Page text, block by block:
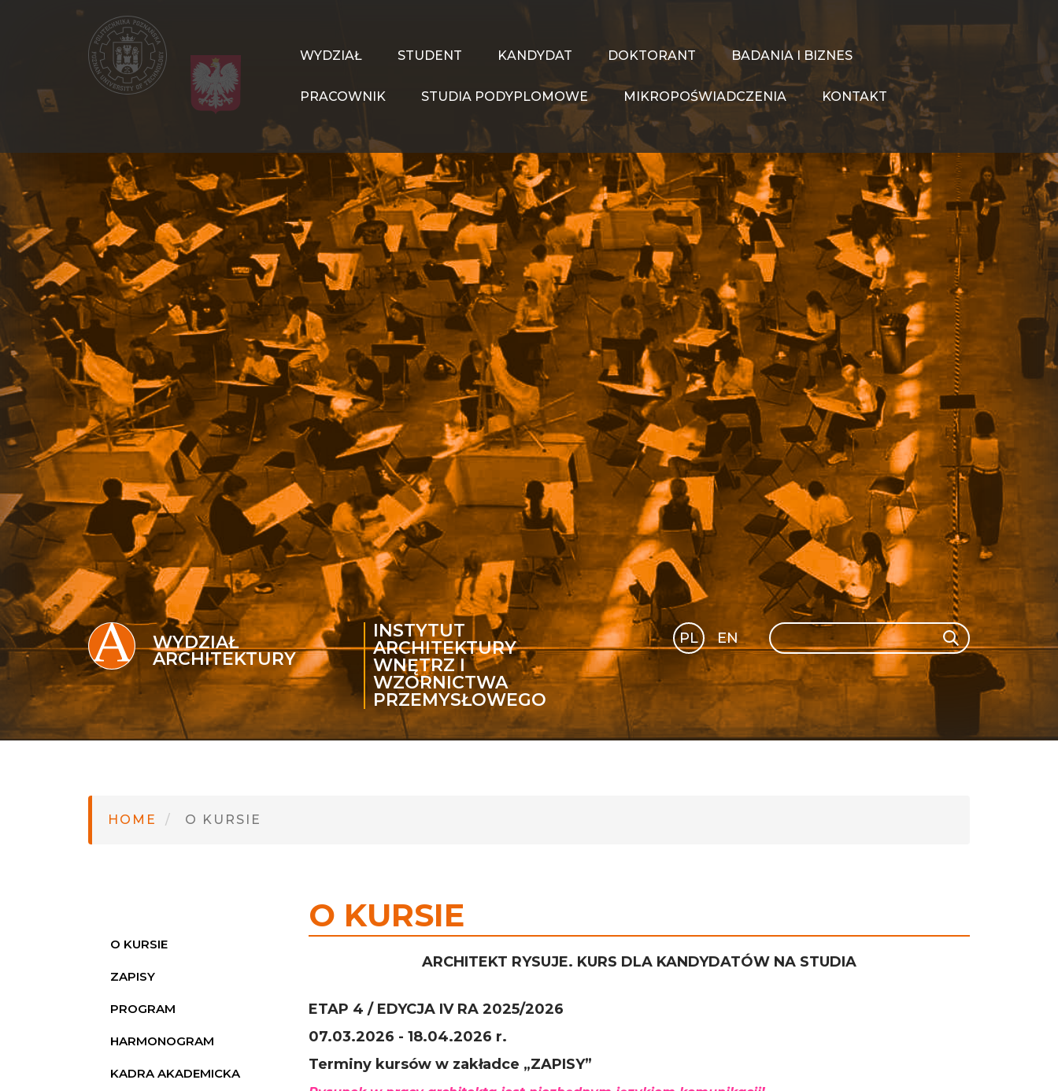
Navigation
PL
WYDZIAŁ STUDENT KANDYDAT DOKTORANT BADANIA I BIZNES
PRACOWNIK STUDIA PODYPLOMOWE MIKROPOŚWIADCZENIA KONTAKT
WYDZIAŁ
ARCHITEKTURY
INSTYTUT
ARCHITEKTURY
WNĘTRZ I
WZORNICTWA
PRZEMYSŁOWEGO
Search Search
PL
EN
GLI
SH
HOME O KURSIE
O KURSIE
ZAPISY
PROGRAM
HARMONOGRAM
KADRA AKADEMICKA
O KURSIE
ARCHITEKT RYSUJE. KURS DLA KANDYDATÓW NA STUDIA
ETAP 4 / EDYCJA IV RA 2025/2026
07.03.2026 - 18.04.2026 r.
Terminy kursów w zakładce „ZAPISY”